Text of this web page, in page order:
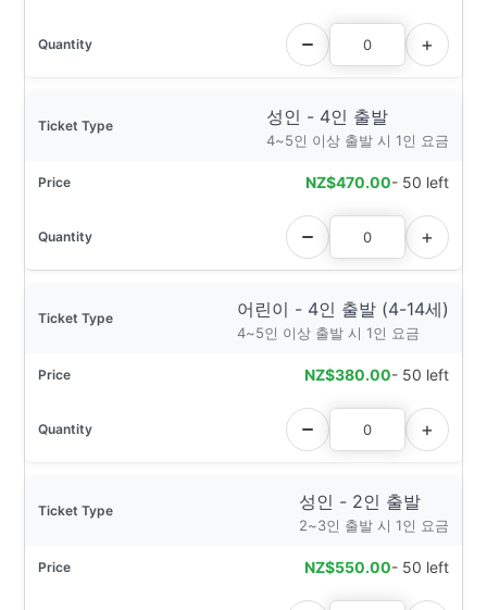
성인 - 4인 출발
4~5인 이상 출발 시 1인 요금
NZ$470.00- 50 left
어린이 - 4인 출발 (4-14세)
4~5인 이상 출발 시 1인 요금
NZ$380.00- 50 left
성인 - 2인 출발
2~3인 출발 시 1인 요금
NZ$550.00- 50 left